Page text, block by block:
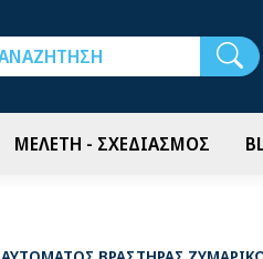
ΜΕΛΕΤΗ - ΣΧΕΔΙΑΣΜΟΣ